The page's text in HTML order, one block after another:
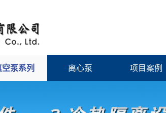
空泵系列 离心泵 项目案例